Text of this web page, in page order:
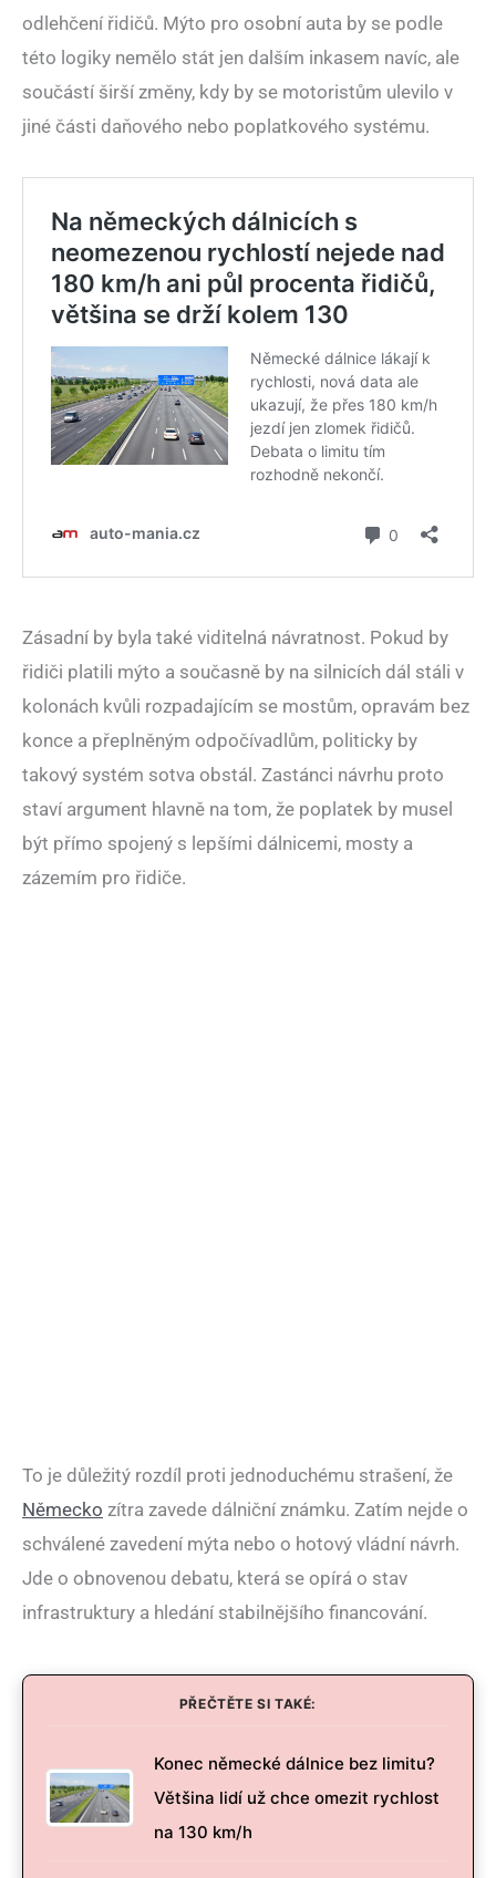
odlehčení řidičů. Mýto pro osobní auta by se podle
této logiky nemělo stát jen dalším inkasem navíc, ale
součástí širší změny, kdy by se motoristům ulevilo v
jiné části daňového nebo poplatkového systému.
Zásadní by byla také viditelná návratnost. Pokud by
řidiči platili mýto a současně by na silnicích dál stáli v
kolonách kvůli rozpadajícím se mostům, opravám bez
konce a přeplněným odpočívadlům, politicky by
takový systém sotva obstál. Zastánci návrhu proto
staví argument hlavně na tom, že poplatek by musel
být přímo spojený s lepšími dálnicemi, mosty a
zázemím pro řidiče.
To je důležitý rozdíl proti jednoduchému strašení, že
Německo zítra zavede dálniční známku. Zatím nejde o
schválené zavedení mýta nebo o hotový vládní návrh.
Jde o obnovenou debatu, která se opírá o stav
infrastruktury a hledání stabilnějšího financování.
PŘEČTĚTE SI TAKÉ:
Konec německé dálnice bez limitu?
Většina lidí už chce omezit rychlost
na 130 km/h